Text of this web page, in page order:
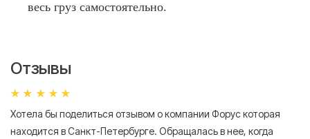
весь груз самостоятельно.
Отзывы
Хотела бы поделиться отзывом о компании Форус которая
находится в Санкт-Петербурге. Обращалась в нее, когда